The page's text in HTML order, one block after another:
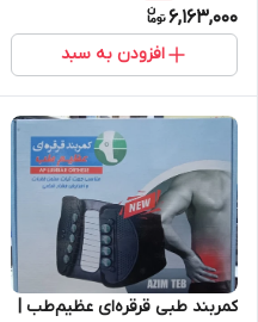
6,163,000
افزودن به سبد
کمربند طبی قرقره‌ای عظیم‌طب |